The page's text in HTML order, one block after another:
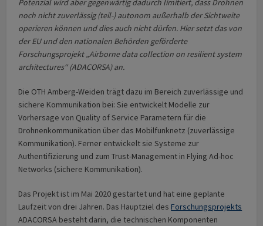
noch nicht zuverlässig (teil-) autonom außerhalb der Sichtweite
operieren können und dies auch nicht dürfen. Hier setzt das von
der EU und den nationalen Behörden geförderte
Forschungsprojekt „Airborne data collection on resilient system
architectures“ (ADACORSA) an.
Die OTH Amberg-Weiden trägt dazu im Bereich zuverlässige und
sichere Kommunikation bei: Sie entwickelt Modelle zur
Vorhersage von Quality of Service Parametern für die
Drohnenkommunikation über das Mobilfunknetz (zuverlässige
Kommunikation). Ferner entwickelt sie Systeme zur
Authentifizierung und zum Trust-Management in Flying Ad-hoc
Networks (sichere Kommunikation).
Das Projekt ist im Mai 2020 gestartet und hat eine geplante
Laufzeit von drei Jahren. Das Hauptziel desForschungsprojekts
ADACORSA besteht darin, die technischen Komponenten